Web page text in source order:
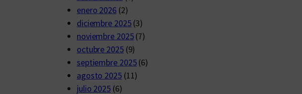
enero 2026(2)
diciembre 2025(3)
noviembre 2025(7)
octubre 2025(9)
septiembre 2025(6)
agosto 2025(11)
julio 2025(6)